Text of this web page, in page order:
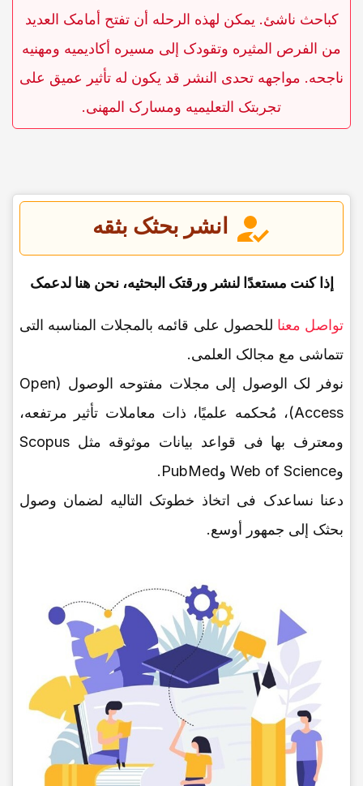
کباحث ناشئ. یمکن لهذه الرحله أن تفتح أمامک العدید
من الفرص المثیره وتقودک إلى مسیره أکادیمیه ومهنیه
ناجحه. مواجهه تحدی النشر قد یکون له تأثیر عمیق على
تجربتک التعلیمیه ومسارک المهنی.
انشر بحثک بثقه
إذا کنت مستعدًا لنشر ورقتک البحثیه، نحن هنا لدعمک
تواصل معنا للحصول على قائمه بالمجلات المناسبه التی
تتماشى مع مجالک العلمی.
نوفر لک الوصول إلى مجلات مفتوحه الوصول (Open
Access)، مُحکمه علمیًا، ذات معاملات تأثیر مرتفعه،
ومعترف بها فی قواعد بیانات موثوقه مثل Scopus
وWeb of Science وPubMed.
دعنا نساعدک فی اتخاذ خطوتک التالیه لضمان وصول
بحثک إلى جمهور أوسع.